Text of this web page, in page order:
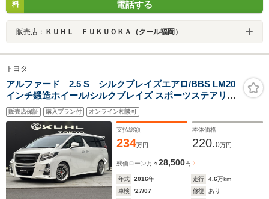
料
電話する
販売店： ＫＵＨＬ ＦＵＫＵＯＫＡ（クール福岡）
トヨタ
アルファード 2.5 S シルクブレイズエアロ/BBS LM20
インチ鍛造ホイール/シルクブレイズ スポーツステアリン
グ/ETC/ALPINEナビ
販売店保証 購入プラン付 オンライン相談可
支払総額
234万円
本体価格
220.0万円
残価ローン 月々28,500円
年式 2016年 走行 4.6万km
車検
'27/07 修復
あり